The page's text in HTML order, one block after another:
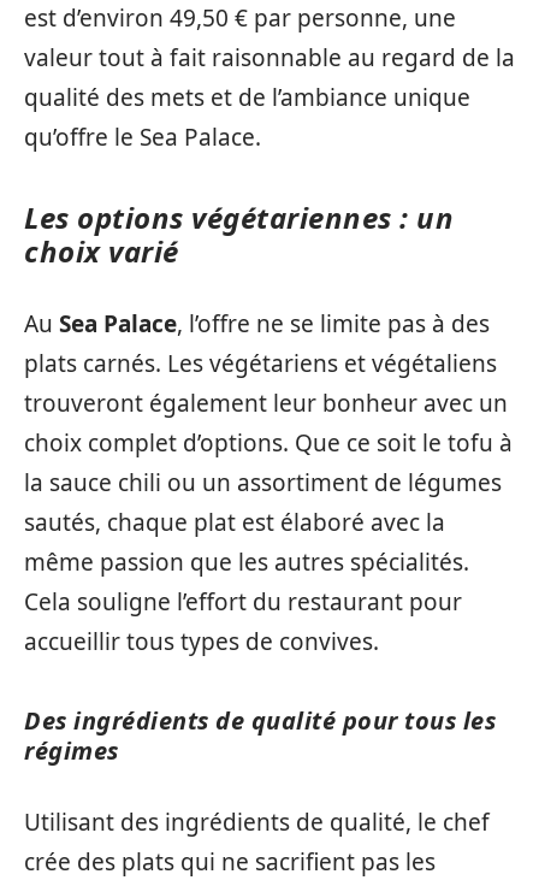
est d’environ 49,50 € par personne, une
valeur tout à fait raisonnable au regard de la
qualité des mets et de l’ambiance unique
qu’offre le Sea Palace.
Les options végétariennes : un
choix varié
Au Sea Palace, l’offre ne se limite pas à des
plats carnés. Les végétariens et végétaliens
trouveront également leur bonheur avec un
choix complet d’options. Que ce soit le tofu à
la sauce chili ou un assortiment de légumes
sautés, chaque plat est élaboré avec la
même passion que les autres spécialités.
Cela souligne l’effort du restaurant pour
accueillir tous types de convives.
Des ingrédients de qualité pour tous les
régimes
Utilisant des ingrédients de qualité, le chef
crée des plats qui ne sacrifient pas les